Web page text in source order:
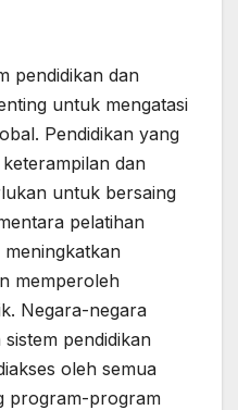
pendidikan dan
untuk mengatasi
Pendidikan yang
dan
untuk bersaing
pelatihan
memperoleh
Negara-negara
pendidikan
oleh semua
program-program